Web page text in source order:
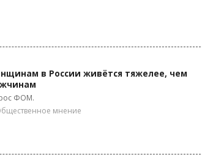
в России живётся тяжелее, чем
ФОМ.
мнение